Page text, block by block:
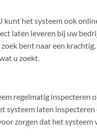
kunt het systeem ook
laten leveren bij uw
bent naar een
u zoekt.
regelmatig inspecteren
systeem laten inspecteren
zorgen dat het systeem